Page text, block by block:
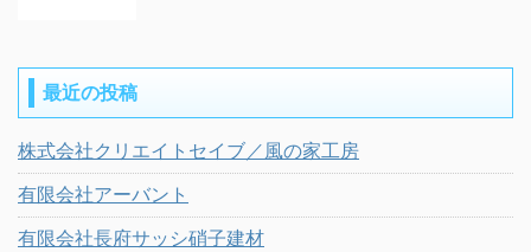
最近の投稿
株式会社クリエイトセイブ／風の家工房
有限会社アーバント
有限会社長府サッシ硝子建材